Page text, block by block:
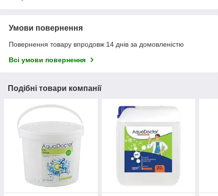
Умови повернення
Повернення товару впродовж 14 днів за домовленістю
Всі умови повернення
Подібні товари компанії